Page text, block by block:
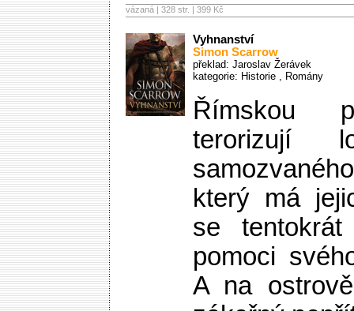
vázaná | 328 str. | 399 Kč
Vyhnanství
Simon Scarrow
překlad: Jaroslav Žerávek
kategorie: Historie , Romány
Římskou
terorizují
který má
se
pomoci
A na